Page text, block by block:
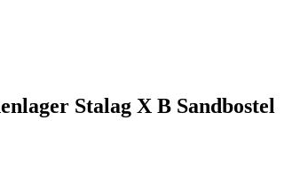
Stalag X B Sandbostel